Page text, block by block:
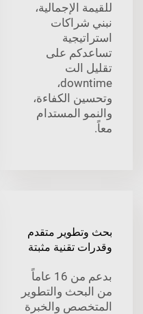
للقيمة الإجمالية،
نبني شراكات
استراتيجية
تساعدكم على
تقليل الت
downtime،
وتحسين الكفاءة،
والنمو المستدام
معاً.
بحث وتطوير متقدم
وقدرات تقنية مثبتة
بدعم من 16 عاماً
من البحث والتطوير
المتخصص والخبرة